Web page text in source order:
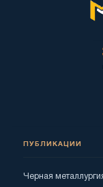
ПУБЛИКАЦИИ
Черная